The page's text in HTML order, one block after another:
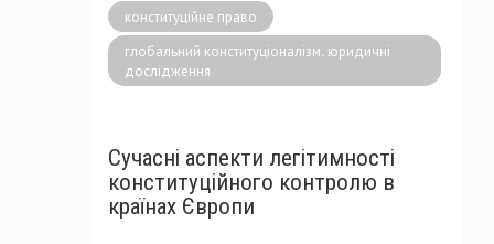
конституційне право
глобальний конституціоналізм. юридичні
дослідження
Сучасні аспекти легітимності
конституційного контролю в
країнах Європи